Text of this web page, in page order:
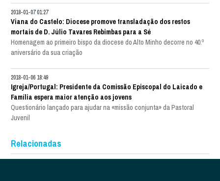
2018-01-07 01:27
Viana do Castelo: Diocese promove transladação dos restos
mortais de D. Júlio Tavares Rebimbas para a Sé
Homenagem ao primeiro bispo da diocese do Alto Minho decorre no 40.º
aniversário da sua criação
2018-01-06 18:49
Igreja/Portugal: Presidente da Comissão Episcopal do Laicado e
Família espera maior atenção aos jovens
Questionário lançado para ajudar na «missão conjunta» da Pastoral
Juvenil
Relacionadas